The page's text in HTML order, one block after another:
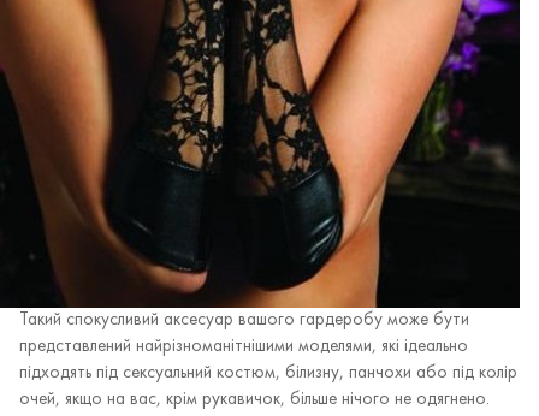
Такий спокусливий аксесуар вашого гардеробу може бути
представлений найрізноманітнішими моделями, які ідеально
підходять під сексуальний костюм, білизну, панчохи або під колір
очей, якщо на вас, крім рукавичок, більше нічого не одягнено.